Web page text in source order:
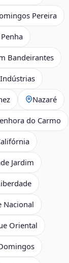
Pereira
Bandeirantes
Nazaré
do Carmo
Jardim
Nacional
Oriental